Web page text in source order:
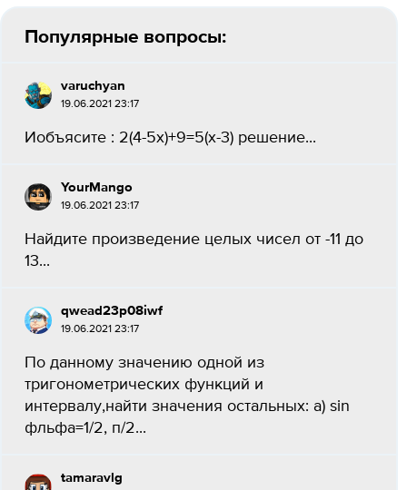
Популярные вопросы:
varuchyan
19.06.2021 23:17
Иобъясите : 2(4-5x)+9=5(x-3) решение...
YourMango
19.06.2021 23:17
Найдите произведение целых чисел от -11 до
13...
qwead23p08iwf
19.06.2021 23:17
По данному значению одной из
тригонометрических функций и
интервалу,найти значения остальных: а) sin
фльфа=1/2, п/2...
tamaravlg